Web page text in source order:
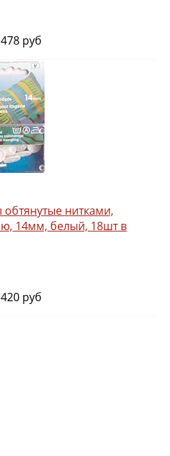
478 руб
нитками,
14мм, белый, 18шт в
420 руб